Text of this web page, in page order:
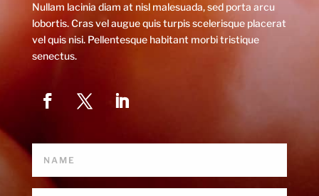
Nullam lacinia diam at nisl malesuada, sed porta arcu
lobortis. Cras vel augue quis turpis scelerisque placerat
vel quis nisi. Pellentesque habitant morbi tristique
senectus.